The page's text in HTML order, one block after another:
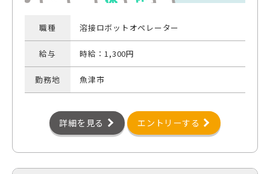
職種 溶接ロボットオペレーター
給与 時給：1,300円
勤務地 魚津市
詳細を見る エントリーする